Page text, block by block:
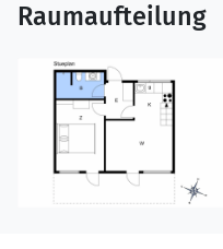
Raumaufteilung